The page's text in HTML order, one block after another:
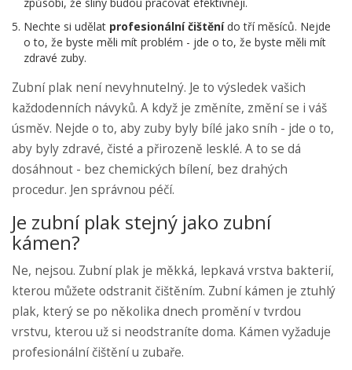
Nechte si udělat profesionální čištěnído tří měsíců. Nejde
o to, že byste měli mít problém - jde o to, že byste měli mít
zdravé zuby.
Zubní plak není nevyhnutelný. Je to výsledek vašich
každodenních návyků. A když je změníte, změní se i váš
úsměv. Nejde o to, aby zuby byly bílé jako sníh - jde o to,
aby byly zdravé, čisté a přirozeně lesklé. A to se dá
dosáhnout - bez chemických bílení, bez drahých
procedur. Jen správnou péčí.
Je zubní plak stejný jako zubní
kámen?
Ne, nejsou. Zubní plak je měkká, lepkavá vrstva bakterií,
kterou můžete odstranit čištěním. Zubní kámen je ztuhlý
plak, který se po několika dnech promění v tvrdou
vrstvu, kterou už si neodstraníte doma. Kámen vyžaduje
profesionální čištění u zubaře.